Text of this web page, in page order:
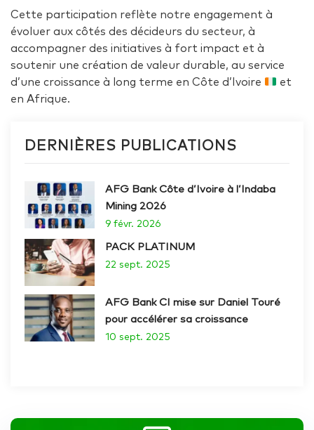
Cette participation reflète notre engagement à
évoluer aux côtés des décideurs du secteur, à
accompagner des initiatives à fort impact et à
soutenir une création de valeur durable, au service
d’une croissance à long terme en Côte d’Ivoire
et
en Afrique.
DERNIÈRES PUBLICATIONS
AFG Bank Côte d’Ivoire à l’Indaba
Mining 2026
9 févr. 2026
PACK PLATINUM
22 sept. 2025
AFG Bank CI mise sur Daniel Touré
pour accélérer sa croissance
10 sept. 2025